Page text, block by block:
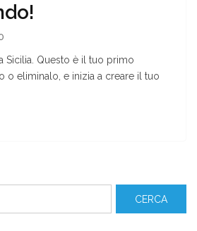
Sicilia. Questo è il tuo primo
o eliminalo, e inizia a creare il tuo